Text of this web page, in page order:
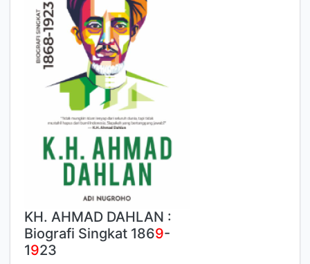
KH. AHMAD DAHLAN :
Biografi Singkat 1869-
1923